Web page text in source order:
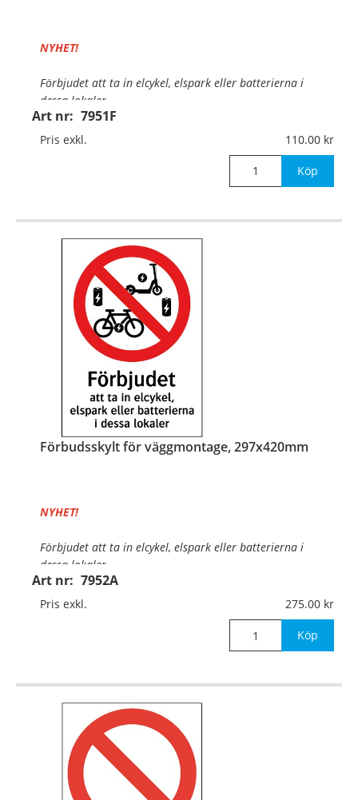
Art nr: 7951F
NYHET!
Förbjudet att ta in elcykel, elspark eller batterierna i
dessa lokaler.
Material:
Pris exkl. 110.00
Köp
Förbudsskylt för väggmontage, 297x420mm
Art nr: 7952A
NYHET!
Förbjudet att ta in elcykel, elspark eller batterierna i
dessa lokaler.
Material:
Pris exkl. 275.00
Köp